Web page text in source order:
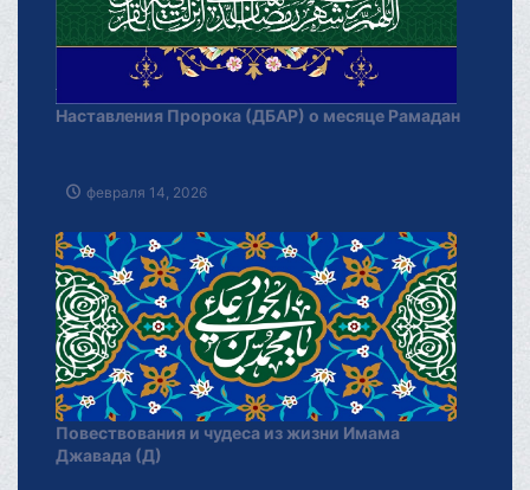
Наставления Пророка (ДБАР) о месяце Рамадан
февраля 14, 2026
Повествования и чудеса из жизни Имама
Джавада (Д)